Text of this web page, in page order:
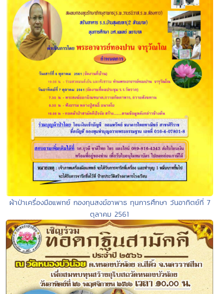
ผ้าป่าเครื่องมือแพทย์ กองทุนสงฆ์อาพาธ ทุนการศึกษา วันอาทิตย์ที่ 7
ตุลาคม 2561